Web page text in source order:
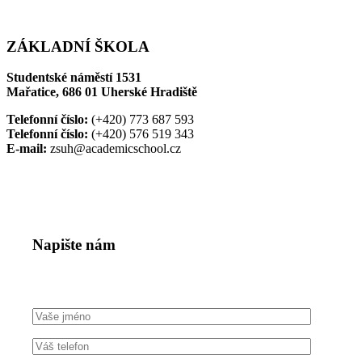
ZÁKLADNÍ ŠKOLA
Studentské náměstí 1531
Mařatice, 686 01 Uherské Hradiště
Telefonní číslo: (+420) 773 687 593
Telefonní číslo: (+420) 576 519 343
E-mail: zsuh@academicschool.cz
Napište nám